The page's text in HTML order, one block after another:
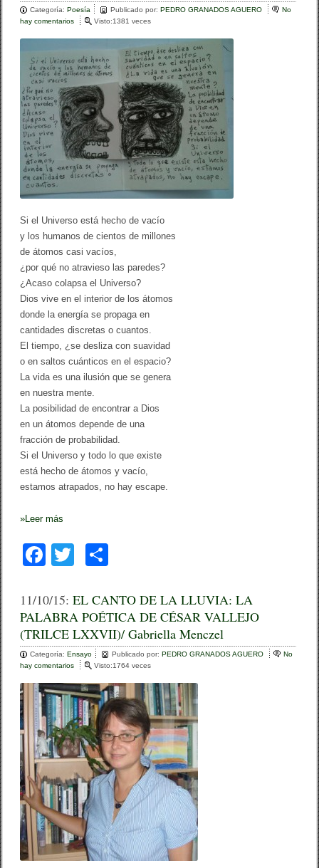
e
b
o
o
k
er p
ar
tir
Categoría:Poesía Publicado por:PEDRO GRANADOS AGUERO
No
hay comentarios
o
m
o
l
a
n
d
i
a
/
E
d
r
A
r
a
u
Visto:1381 veces
Si el Universo está hecho de vacío
y los humanos de cientos de millones
de átomos casi vacíos,
¿por qué no atravieso las paredes?
¿Acaso colapsa el Universo?
Dios vive en el interior de los átomos
donde la energía se propaga en
cantidades discretas o cuantos.
El tiempo, ¿se desliza con suavidad
o en saltos cuánticos en el espacio?
La vida es una ilusión que se genera
en nuestra mente.
La posibilidad de encontrar a Dios
en un átomos depende de una
fracción de probabilidad.
Si el Universo y todo lo que existe
está hecho de átomos y vacío,
estamos atrapados, no hay escape.
»Leer más
F
c
e
b
o
o
k
tt
er
m
p
ar
tir
11/10/15:EL CANTO DE LA LLUVIA: LA
PALABRA POÉTICA DE CÉSAR VALLEJO
(TRILCE LXXVII)/ Gabriella Menczel
Categoría:Ensayo Publicado por:PEDRO GRANADOS AGUERO
No
hay comentarios
E
L
C
A
N
T
O
E
L
A
L
L
U
V
I
Visto:1764 veces